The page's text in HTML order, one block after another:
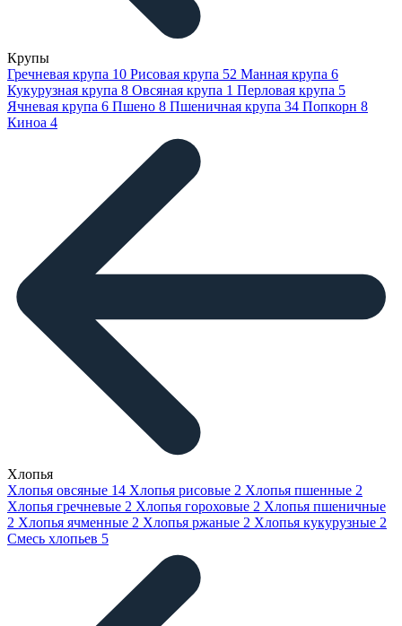
Крупы
Гречневая крупа 10 Рисовая крупа 52 Манная крупа 6
Кукурузная крупа 8 Овсяная крупа 1 Перловая крупа 5
Ячневая крупа 6 Пшено 8 Пшеничная крупа 34 Попкорн 8
Киноа 4
Хлопья
Хлопья овсяные 14 Хлопья рисовые 2 Хлопья пшенные 2
Хлопья гречневые 2 Хлопья гороховые 2 Хлопья пшеничные
2 Хлопья ячменные 2 Хлопья ржаные 2 Хлопья кукурузные 2
Смесь хлопьев 5